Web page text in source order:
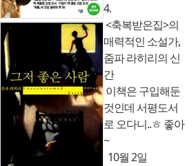
4.
<축복받은집>의
매력적인 소설가,
줌파 라히리의 신
간
이책은 구입해둔
것인데 서평도서
로 오다니..ㅎ 좋아
~
10월 2일